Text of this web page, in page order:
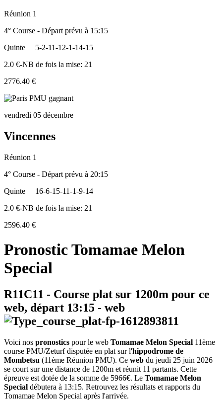
Réunion 1
4° Course - Départ prévu à 15:15
Quinte
5-2-11-12-1-14-15
2.0 €-NB de fois la mise: 21
2776.40 €
vendredi 05 décembre
Vincennes
Réunion 1
4° Course - Départ prévu à 20:15
Quinte
16-6-15-11-1-9-14
2.0 €-NB de fois la mise: 21
2596.40 €
Pronostic Tomamae Melon
Special
R11C11 - Course plat sur 1200m pour ce
web, départ 13:15 - web
Voici nos pronostics pour le web Tomamae Melon Special 11ème
course PMU/Zeturf disputée en plat sur l'hippodrome de
Mombetsu (11ème Réunion PMU). Ce web du jeudi 25 juin 2026
se court sur une distance de 1200m et réunit 11 partants. Cette
épreuve est dotée de la somme de 5966€. Le Tomamae Melon
Special débutera à 13:15. Retrouvez les résultats et rapports du
Tomamae Melon Special après l'arrivée.